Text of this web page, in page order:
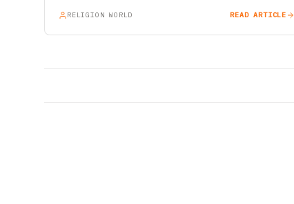
RELIGION WORLD READ ARTICLE